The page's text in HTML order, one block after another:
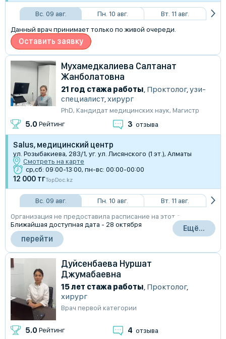
Вс. 09 авг. Пн. 10 авг.
Вт. 11 авг.
Данный врач принимает только по живой очереди.
Оставить заявку
Мухамедкалиева Салтанат
Жанболатовна
21 год стажа работы, Проктолог,узи-
специалист,хирург
PhD, Кандидат медицинских наук, Магистр
5.0 Рейтинг 3 отзыва
Salus, медицинский центр
ул. Розыбакиева, 283/1, уг. ул. Лисянского (1 эт.), Алматы
Смотреть на карте
ср,сб: 09:00-13:00, пн-вс: 00:00-00:00
12 000 тгTopDoc.kz
Вс. 09 авг. Пн. 10 авг.
Вт. 11 авг.
Организация не предоставила расписание на этот день
Ближайшая доступная дата - 28 октября
перейти
Ещё...
Дуйсенбаева Нуршат
Джумабаевна
15 лет стажа работы, Проктолог,
хирург
Врач первой категории
5.0 Рейтинг 4 отзыва